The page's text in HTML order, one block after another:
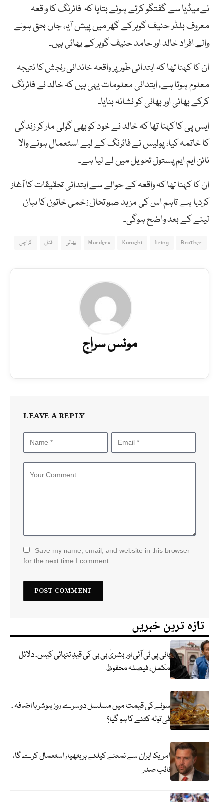
نےمیڈیا سے گفتگو کرتے ہوئے بتایا کہ فائرنگ کا واقعہ
معروف بلڈر حنیف گوہر کے گھر میں پیش آیا، جاں بحق ہونے
والے افراد خالد اور حامد حنیف گوہر کے بھائی ہیں۔
ان کا کہنا تھا کہ ابتدائی طور پر واقعہ خاندانی رنجش کا نتیجہ
معلوم ہوتا ہے، ابتدائی معلومات یہی ہیں کہ خالد نے فائرنگ
کرکے بھائی اور بھائی کو نشانہ بنایا۔
ایس پی کا کہنا تھا کہ خالد نے خود کو بھی گولی مار کر زندگی
کا خاتمہ کیا، پولیس نے فائرنگ کے لیے استعمال ہونے والا
نائن ایم ایم پستول تحویل میں لے لیا ہے۔
ان کا کہنا تھا کہ واقعہ کے حوالے سے ابتدائی تحقیقات کا آغاز
کردیا ہے تاہم اس کی مزید صورتحال زخمی خاتون کا بیان
لینے کے بعد واضح ہوگی۔
Brother
firing
Karachi
Murders بھائی قتل کراچی
مونس سراج
LEAVE A REPLY
Save my name, email, and website in this browser
for the next time I comment.
تازہ ترین خبریں
بانی پی ٹی آئی اور بشریٰ بی بی کی قیدِ تنہائی کیس، دلائل
مکمل، فیصلہ محفوظ
سونے کی قیمت میں مسلسل دوسرے روز ہوشربا اضافہ ،
فی تولہ کتنے کا ہو گیا؟
امریکا ایران سے نمٹنے کیلئے ہر ہتھیار استعمال کرے گا،
نائب صدر